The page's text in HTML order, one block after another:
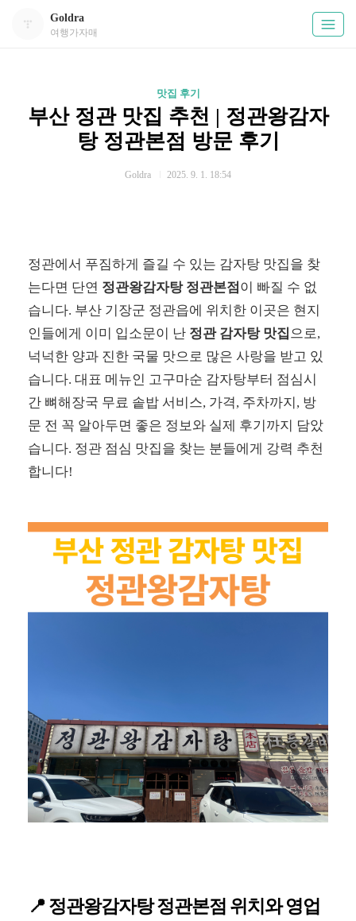
Goldra
여행가자매
맛집 후기
부산 정관 맛집 추천 | 정관왕감자
탕 정관본점 방문 후기
Goldra 2025. 9. 1. 18:54
정관에서 푸짐하게 즐길 수 있는 감자탕 맛집을 찾
는다면 단연 정관왕감자탕 정관본점 이 빠질 수 없
습니다. 부산 기장군 정관읍에 위치한 이곳은 현지
인들에게 이미 입소문이 난 정관 감자탕 맛집으로,
넉넉한 양과 진한 국물 맛으로 많은 사랑을 받고 있
습니다. 대표 메뉴인 고구마순 감자탕부터 점심시
간 뼈해장국 무료 솥밥 서비스, 가격, 주차까지, 방
문 전 꼭 알아두면 좋은 정보와 실제 후기까지 담았
습니다. 정관 점심 맛집을 찾는 분들에게 강력 추천
합니다!
📍 정관왕감자탕 정관본점 위치와 영업